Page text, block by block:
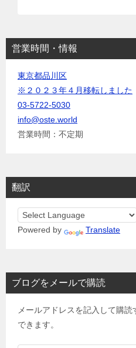
営業時間・情報
東京都品川区
※２０２３年４月移転しました
03-5722-5030
info@oste.world
営業時間：不定期
翻訳
Powered by Translate
ブログをメールで購読
メールアドレスを記入して購
できます。